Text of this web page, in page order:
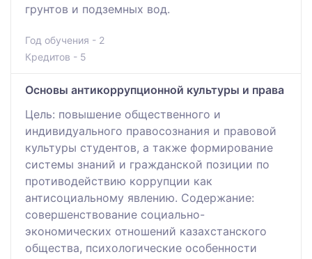
грунтов и подземных вод.
Год обучения - 2
Кредитов - 5
Основы антикоррупционной культуры и права
Цель: повышение общественного и
индивидуального правосознания и правовой
культуры студентов, а также формирование
системы знаний и гражданской позиции по
противодействию коррупции как
антисоциальному явлению. Содержание:
совершенствование социально-
экономических отношений казахстанского
общества, психологические особенности